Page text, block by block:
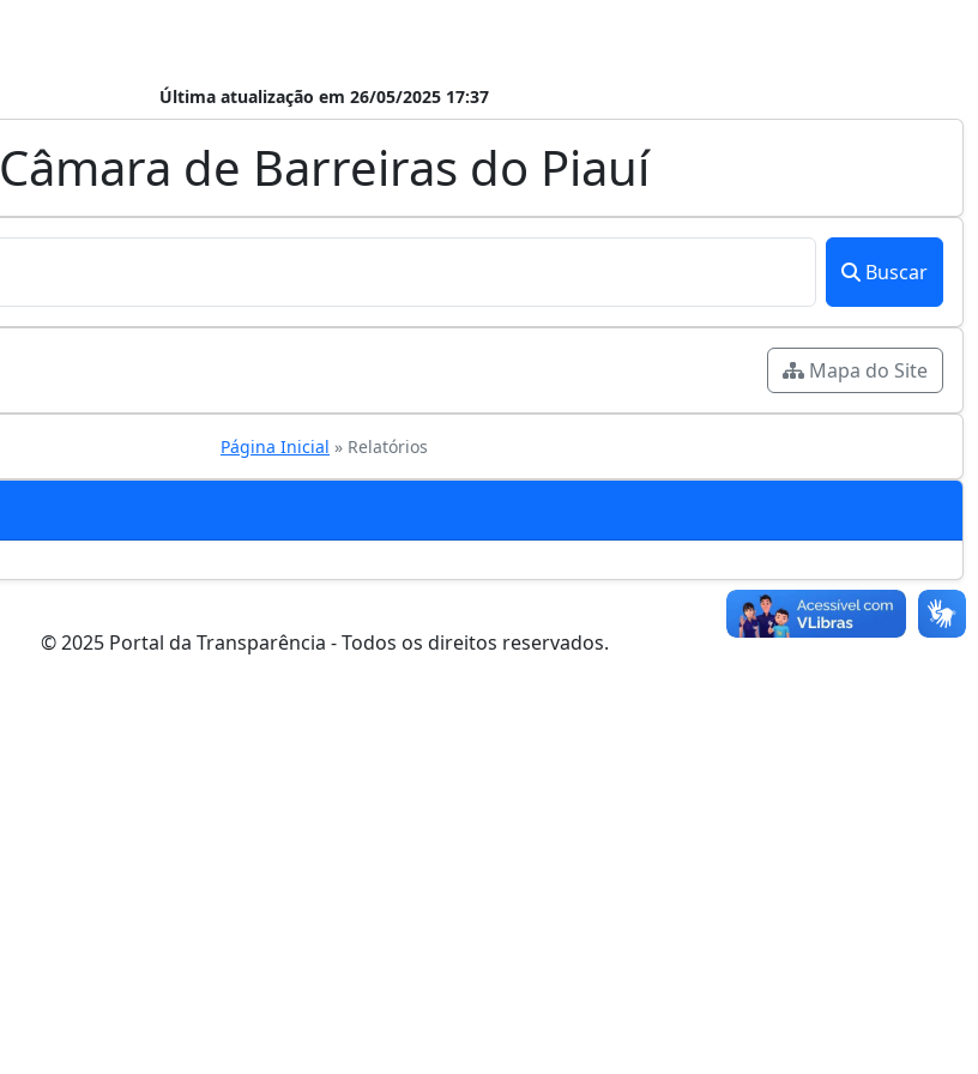
Última atualização em 26/05/2025 17:37
Câmara de Barreiras do Piauí
Buscar
Mapa do Site
Página Inicial » Relatórios
© 2025 Portal da Transparência - Todos os direitos reservados.